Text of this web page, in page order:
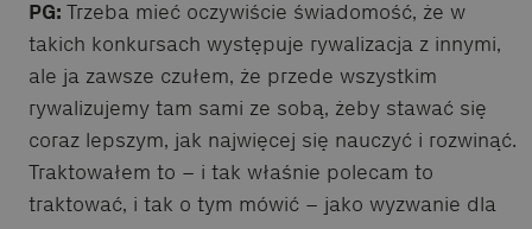
PG: Trzeba mieć oczywiście świadomość, że w
takich konkursach występuje rywalizacja z innymi,
ale ja zawsze czułem, że przede wszystkim
rywalizujemy tam sami ze sobą, żeby stawać się
coraz lepszym, jak najwięcej się nauczyć i rozwinąć.
Traktowałem to – i tak właśnie polecam to
traktować, i tak o tym mówić – jako wyzwanie dla